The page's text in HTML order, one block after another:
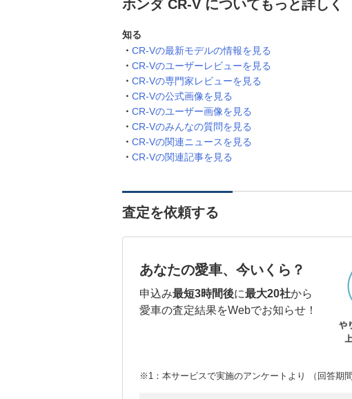
ホンダ CR-V についてもっと詳しく
知る
CR-Vの最新モデルの情報を見る
CR-Vのユーザーレビューを見る
CR-Vの専門家レビューを見る
CR-Vの公式画像を見る
CR-Vのユーザー画像を見る
CR-Vのみんなの質問を見る
CR-Vの関連ニュースを見る
CR-Vの関連記事を見る
査定を依頼する
あなたの愛車、今いくら？
申込み最短3時間後に最大20社から
愛車の査定結果をWebでお知らせ！
※1：本サービスで実施のアンケートより （回答期